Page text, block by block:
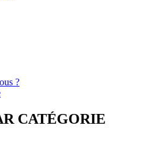
?
CATÉGORIE